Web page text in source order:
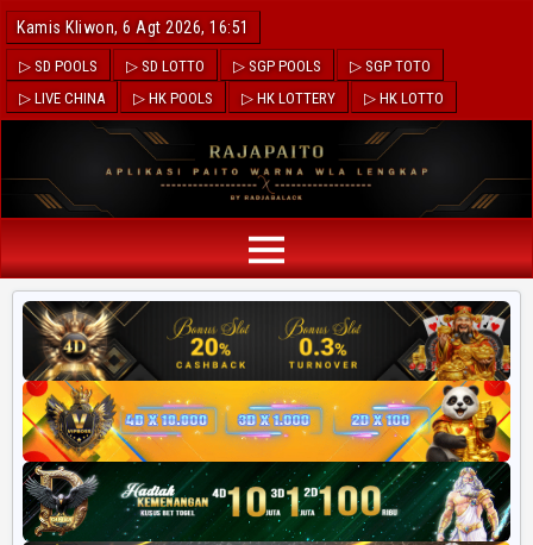
Kamis Kliwon, 6 Agt 2026, 16:51
▷ SD POOLS ▷ SD LOTTO ▷ SGP POOLS
▷ SGP TOTO
▷ LIVE CHINA
▷ HK POOLS ▷ HK LOTTERY ▷ HK LOTTO